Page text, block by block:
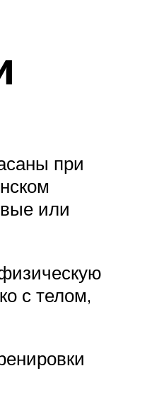
при
или
с телом,